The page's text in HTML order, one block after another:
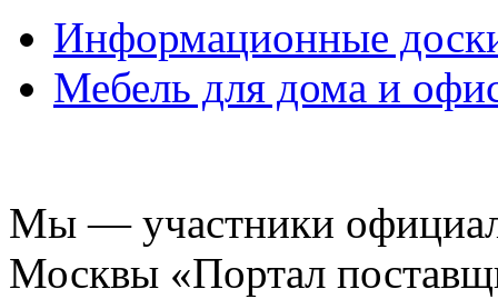
Информационные
Мебель для дома и
Мы — участники
Москвы «Портал